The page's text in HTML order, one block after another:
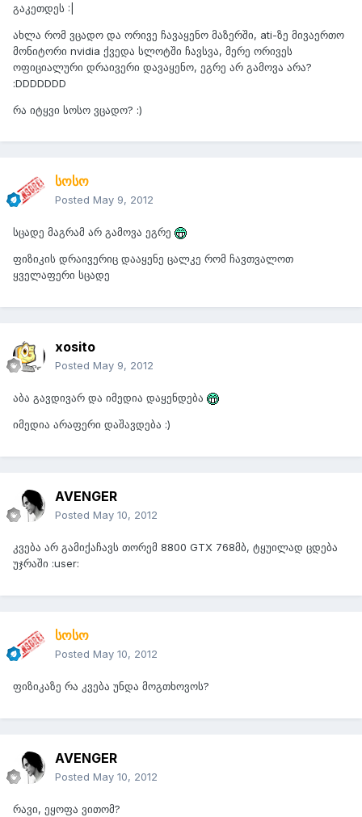
გაკეთდეს :|
ახლა რომ ვცადო და ორივე ჩავაყენო მაზერში, ati-ზე მივაერთო
მონიტორი nvidia ქვედა სლოტში ჩავსვა, მერე ორივეს
ოფიციალური დრაივერი დავაყენო, ეგრე არ გამოვა არა?
:DDDDDDD
რა იტყვი სოსო ვცადო? :)
სოსო
Posted May 9, 2012
სცადე მაგრამ არ გამოვა ეგრე
ფიზიკის დრაივერიც დააყენე ცალკე რომ ჩავთვალოთ
ყველაფერი სცადე
xosito
Posted May 9, 2012
აბა გავდივარ და იმედია დაყენდება
იმედია არაფერი დაშავდება :)
AVENGER
Posted May 10, 2012
კვება არ გამიქაჩავს თორემ 8800 GTX 768მბ, ტყუილად ცდება
უჯრაში :user:
სოსო
Posted May 10, 2012
ფიზიკაზე რა კვება უნდა მოგთხოვოს?
AVENGER
Posted May 10, 2012
რავი, ეყოფა ვითომ?